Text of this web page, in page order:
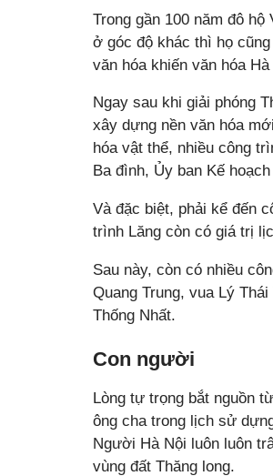
Trong gần 100 năm đô
ở góc độ khác thì họ
văn hóa khiến văn hóa
Ngay sau khi giải phóng
xây dựng nền văn hóa
hóa vật thể, nhiều công
Ba đình, Ủy ban Kế
Và đặc biệt, phải kể đến
trình Lăng còn có giá trị
Sau này, còn có nhiều
Quang Trung, vua Lý
Thống Nhất.
Con người
Lòng tự trọng bắt nguồn
ông cha trong lịch sử
Người Hà Nội luôn luôn
vùng đất Thăng long.